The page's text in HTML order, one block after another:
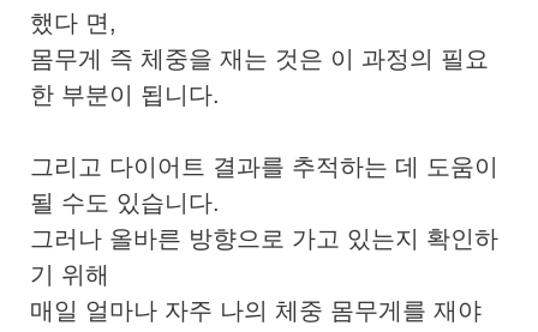
했다 면,
몸무게 즉 체중을 재는 것은 이 과정의 필요
한 부분이 됩니다.
그리고 다이어트 결과를 추적하는 데 도움이
될 수도 있습니다.
그러나 올바른 방향으로 가고 있는지 확인하
기 위해
매일 얼마나 자주 나의 체중 몸무게를 재야